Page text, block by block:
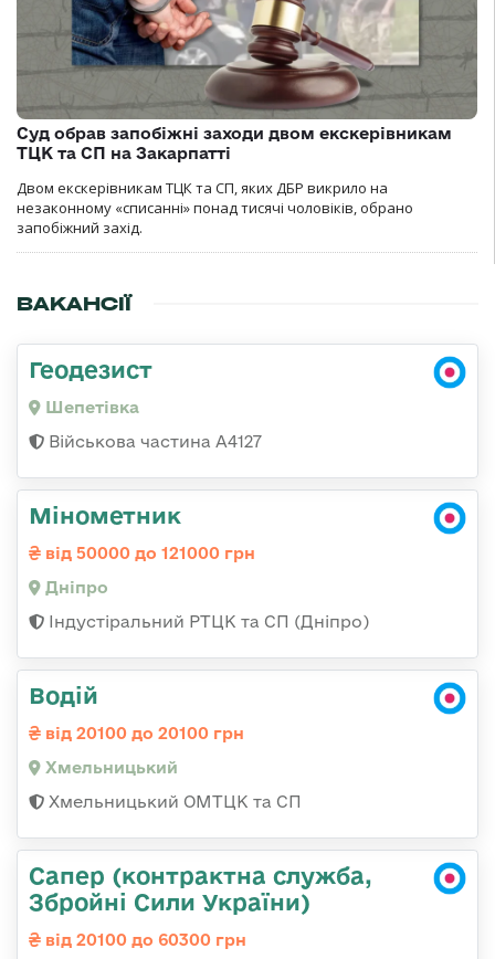
Суд обрав запобіжні заходи двом екскерівникам
ТЦК та СП на Закарпатті
Двом екскерівникам ТЦК та СП, яких ДБР викрило на
незаконному «списанні» понад тисячі чоловіків, обрано
запобіжний захід.
ВАКАНСІЇ
Геодезист
Шепетівка
Військова частина А4127
Мінометник
від 50000 до 121000 грн
Дніпро
Індустіральний РТЦК та СП (Дніпро)
Водій
від 20100 до 20100 грн
Хмельницький
Хмельницький ОМТЦК та СП
Сапер (контрактна служба,
Збройні Сили України)
від 20100 до 60300 грн